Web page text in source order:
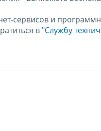
сервисов и
в "Службу